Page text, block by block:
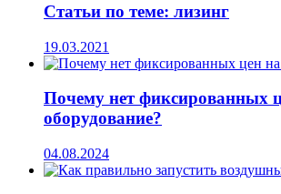
Статьи по теме: лизинг
19.03.2021
Почему нет фиксированных
оборудование?
04.08.2024